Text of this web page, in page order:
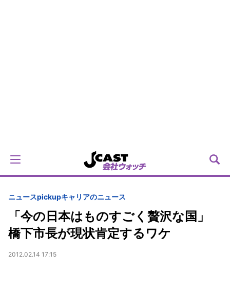
ニュースpickupキャリアのニュース
「今の日本はものすごく贅沢な国」
橋下市長が現状肯定するワケ
2012.02.14 17:15